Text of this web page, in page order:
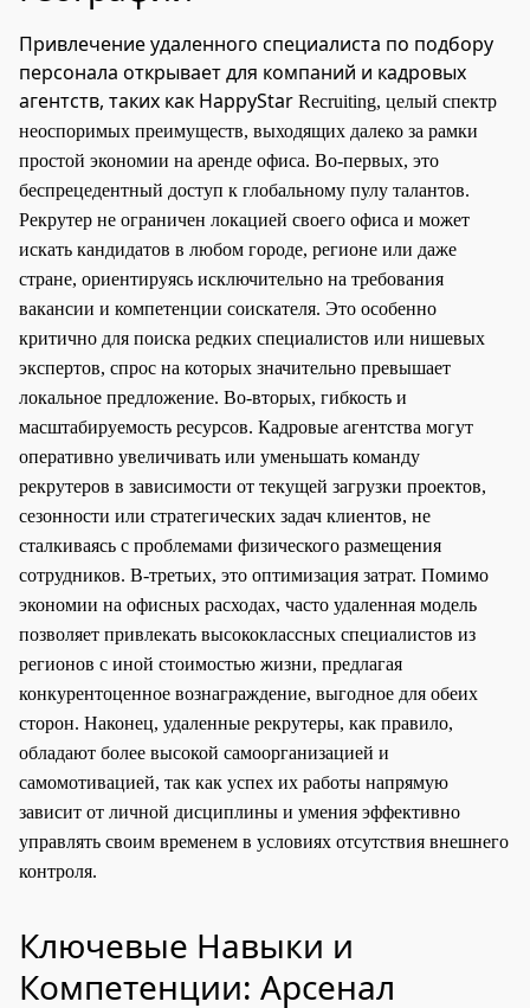
Привлечение удаленного специалиста по подбору
персонала открывает для компаний и кадровых
агентств, таких как HappyStar Recruiting, целый спектр
неоспоримых преимуществ, выходящих далеко за рамки
простой экономии на аренде офиса. Во-первых, это
беспрецедентный доступ к глобальному пулу талантов.
Рекрутер не ограничен локацией своего офиса и может
искать кандидатов в любом городе, регионе или даже
стране, ориентируясь исключительно на требования
вакансии и компетенции соискателя. Это особенно
критично для поиска редких специалистов или нишевых
экспертов, спрос на которых значительно превышает
локальное предложение. Во-вторых, гибкость и
масштабируемость ресурсов. Кадровые агентства могут
оперативно увеличивать или уменьшать команду
рекрутеров в зависимости от текущей загрузки проектов,
сезонности или стратегических задач клиентов, не
сталкиваясь с проблемами физического размещения
сотрудников. В-третьих, это оптимизация затрат. Помимо
экономии на офисных расходах, часто удаленная модель
позволяет привлекать высококлассных специалистов из
регионов с иной стоимостью жизни, предлагая
конкурентоценное вознаграждение, выгодное для обеих
сторон. Наконец, удаленные рекрутеры, как правило,
обладают более высокой самоорганизацией и
самомотивацией, так как успех их работы напрямую
зависит от личной дисциплины и умения эффективно
управлять своим временем в условиях отсутствия внешнего
контроля.
Ключевые Навыки и
Компетенции: Арсенал